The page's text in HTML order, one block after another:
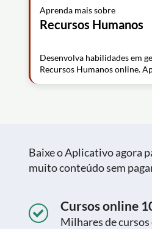
Aprenda mais sobre
Recursos Humanos
Desenvolva habilidades em
Recursos Humanos online.
Baixe o Aplicativo agora
muito conteúdo sem
Cursos online
Milhares de